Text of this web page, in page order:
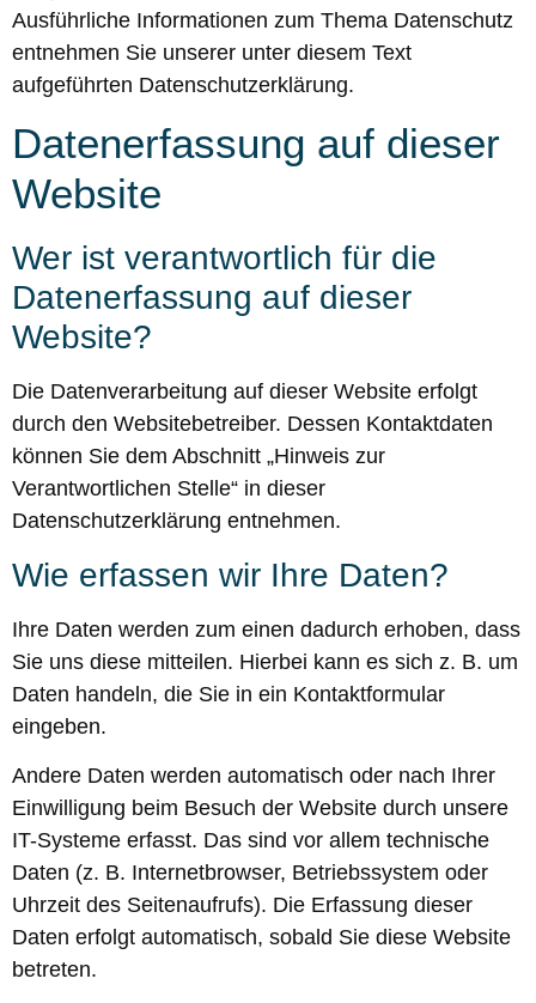
Ausführliche Informationen zum Thema Datenschutz
entnehmen Sie unserer unter diesem Text
aufgeführten Datenschutzerklärung.
Datenerfassung auf dieser
Website
Wer ist verantwortlich für die
Datenerfassung auf dieser
Website?
Die Datenverarbeitung auf dieser Website erfolgt
durch den Websitebetreiber. Dessen Kontaktdaten
können Sie dem Abschnitt „Hinweis zur
Verantwortlichen Stelle“ in dieser
Datenschutzerklärung entnehmen.
Wie erfassen wir Ihre Daten?
Ihre Daten werden zum einen dadurch erhoben, dass
Sie uns diese mitteilen. Hierbei kann es sich z. B. um
Daten handeln, die Sie in ein Kontaktformular
eingeben.
Andere Daten werden automatisch oder nach Ihrer
Einwilligung beim Besuch der Website durch unsere
IT-Systeme erfasst. Das sind vor allem technische
Daten (z. B. Internetbrowser, Betriebssystem oder
Uhrzeit des Seitenaufrufs). Die Erfassung dieser
Daten erfolgt automatisch, sobald Sie diese Website
betreten.